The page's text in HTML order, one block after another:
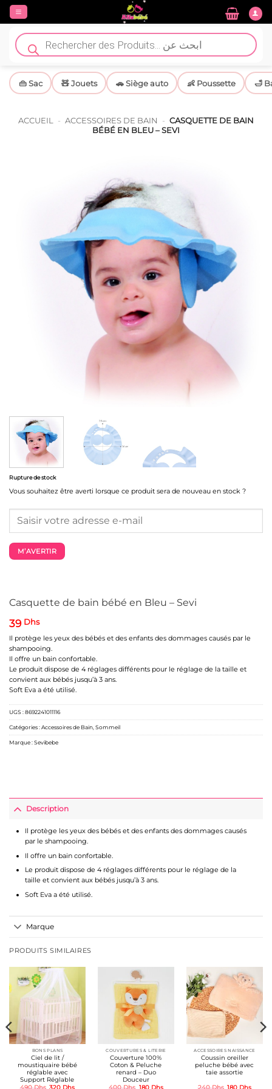
Passer
contenu
Recherche
de
produits
👜 Sac 🧸 Jouets 🚗 Siège auto 👶 Poussette 🛁
ACCUEIL - ACCESSOIRES DE BAIN - CASQUETTE DE BAIN
BÉBÉ EN BLEU – SEVI
Casquette de bain bébé en Bleu – Sevi
39 Dhs
Il protège les yeux des bébés et des enfants des dommages causés par le
shampooing.
Il offre un bain confortable.
Le produit dispose de 4 réglages différents pour le réglage de la taille et
convient aux bébés jusqu’à 3 ans.
Soft Eva a été utilisé.
Rupture de stock
Vous souhaitez être averti lorsque ce produit sera de nouveau en stock ?
M’AVERTIR
UGS :8692241011116
Catégories :Accessoires de Bain Sommeil
Marque :Sevibebe
Description
Il protège les yeux des bébés et des enfants des dommages causés
par le shampooing.
Il offre un bain confortable.
Le produit dispose de 4 réglages différents pour le réglage de la
taille et convient aux bébés jusqu’à 3 ans.
Soft Eva a été utilisé.
Marque
PRODUITS SIMILAIRES
BONS PLANS
Ciel de lit /
moustiquaire bébé
réglable avec
Support Réglable
490Dhs Le
320 DhsLe
COUVERTURES & LITERIE
Couverture 100%
Coton & Peluche
renard – Duo
Douceur
400Dhs Le
180 DhsLe
ACCESSOIRES NAISSANCE
Coussin oreiller
peluche bébé avec
taie assortie
240Dhs Le
180 DhsLe